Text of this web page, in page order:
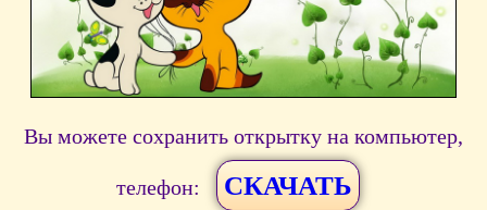
Вы можете сохранить открытку на компьютер,
телефон: СКАЧАТЬ